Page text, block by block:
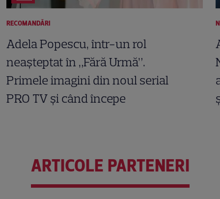
RECOMANDĂRI
Adela Popescu, într-un rol
neașteptat în „Fără Urmă”.
Primele imagini din noul serial
PRO TV și când începe
ARTICOLE PARTENERI